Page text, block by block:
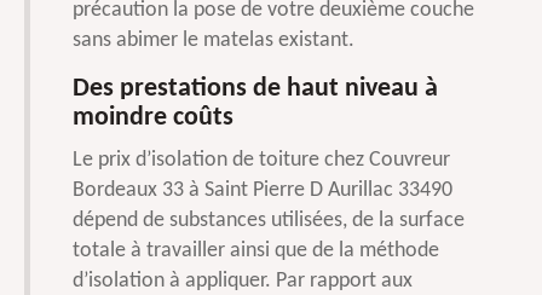
précaution la pose de votre deuxième couche
sans abimer le matelas existant.
Des prestations de haut niveau à
moindre coûts
Le prix d’isolation de toiture chez Couvreur
Bordeaux 33 à Saint Pierre D Aurillac 33490
dépend de substances utilisées, de la surface
totale à travailler ainsi que de la méthode
d’isolation à appliquer. Par rapport aux